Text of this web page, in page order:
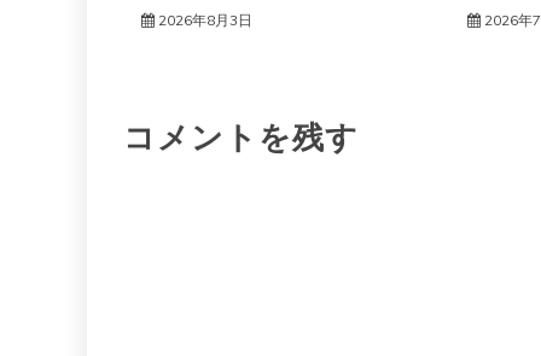
ー
ョ
2026年8月3日 2026年
コメントを残す